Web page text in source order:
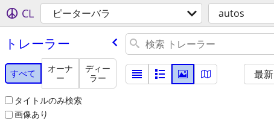
CL ピーターバラ autos
トレーラー
すべて
オーナ
ー
ディー
ラー
タイトルのみ検索
画像あり
最新